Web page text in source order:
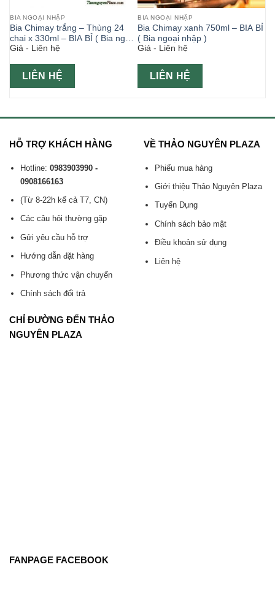
BIA NGOẠI NHẬP
Bia Chimay trắng – Thùng 24
chai x 330ml – BIA BỈ ( Bia ngoại
nhập )
Giá - Liên hệ
LIÊN HỆ
BIA NGOẠI NHẬP
Bia Chimay xanh 750ml – BIA BỈ
( Bia ngoại nhập )
Giá - Liên hệ
LIÊN HỆ
HỖ TRỢ KHÁCH HÀNG
Hotline: 0983903990 -
0908166163
(Từ 8-22h kể cả T7, CN)
Các câu hỏi thường gặp
Gửi yêu cầu hỗ trợ
Hướng dẫn đặt hàng
Phương thức vận chuyển
Chính sách đổi trả
VỀ THẢO NGUYÊN PLAZA
Phiếu mua hàng
Giới thiệu Thảo Nguyên Plaza
Tuyển Dụng
Chính sách bảo mật
Điều khoản sử dụng
Liên hệ
CHỈ ĐƯỜNG ĐẾN THẢO
NGUYÊN PLAZA
FANPAGE FACEBOOK